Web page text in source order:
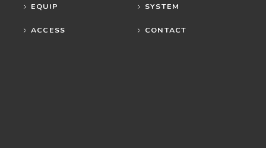
EQUIP SYSTEM
ACCESS CONTACT